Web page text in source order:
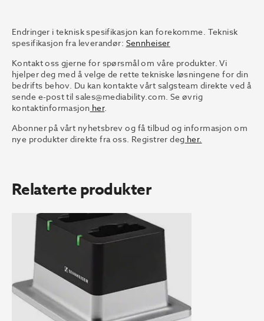
Endringer i teknisk spesifikasjon kan forekomme. Teknisk
spesifikasjon fra leverandør: Sennheiser
Kontakt oss gjerne for spørsmål om våre produkter. Vi
hjelper deg med å velge de rette tekniske løsningene for din
bedrifts behov. Du kan kontakte vårt salgsteam direkte ved å
sende e-post tilsales@mediability.com. Se øvrig
kontaktinformasjon her.
Abonner på vårt nyhetsbrev og få tilbud og informasjon om
nye produkter direkte fra oss. Registrer deg her.
Relaterte produkter